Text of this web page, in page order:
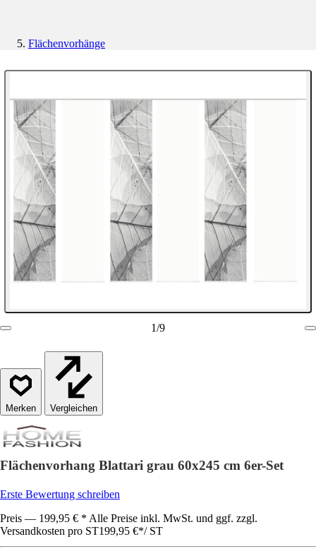
Flächenvorhänge
1/9
Vergleichen
Flächenvorhang Blattari grau 60x245 cm 6er-Set
Erste Bewertung schreiben
Preis — 199,95 € * Alle Preise inkl. MwSt. und ggf. zzgl.
Versandkosten pro ST199,95 €*/ ST